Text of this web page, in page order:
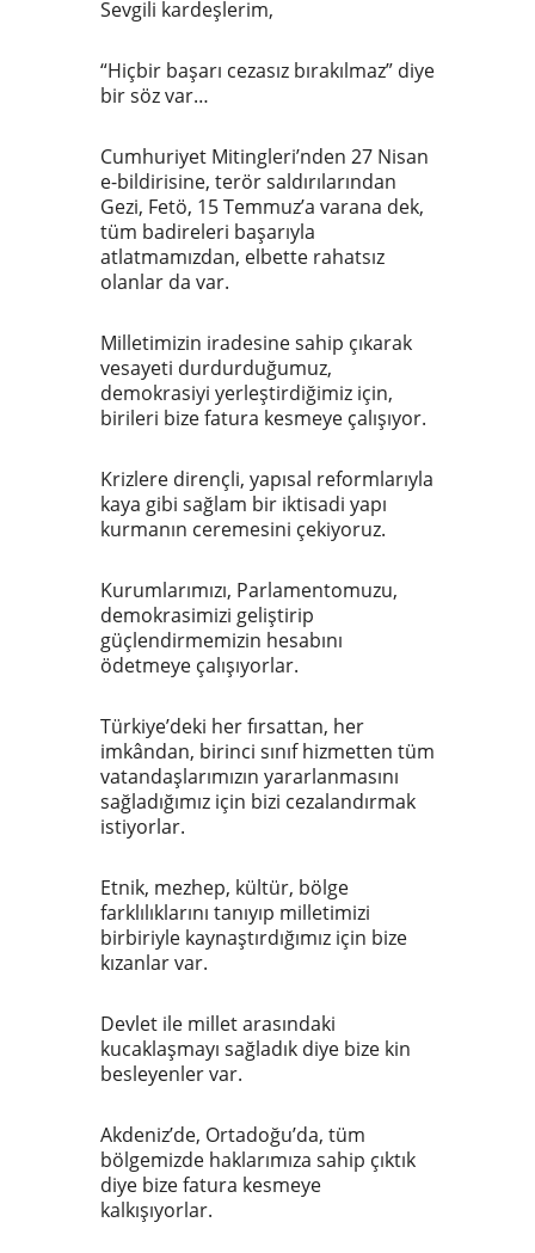
Sevgili kardeşlerim,
“Hiçbir başarı cezasız bırakılmaz” diye
bir söz var…
Cumhuriyet Mitingleri’nden 27 Nisan
e-bildirisine, terör saldırılarından
Gezi, Fetö, 15 Temmuz’a varana dek,
tüm badireleri başarıyla
atlatmamızdan, elbette rahatsız
olanlar da var.
Milletimizin iradesine sahip çıkarak
vesayeti durdurduğumuz,
demokrasiyi yerleştirdiğimiz için,
birileri bize fatura kesmeye çalışıyor.
Krizlere dirençli, yapısal reformlarıyla
kaya gibi sağlam bir iktisadi yapı
kurmanın ceremesini çekiyoruz.
Kurumlarımızı, Parlamentomuzu,
demokrasimizi geliştirip
güçlendirmemizin hesabını
ödetmeye çalışıyorlar.
Türkiye’deki her fırsattan, her
imkândan, birinci sınıf hizmetten tüm
vatandaşlarımızın yararlanmasını
sağladığımız için bizi cezalandırmak
istiyorlar.
Etnik, mezhep, kültür, bölge
farklılıklarını tanıyıp milletimizi
birbiriyle kaynaştırdığımız için bize
kızanlar var.
Devlet ile millet arasındaki
kucaklaşmayı sağladık diye bize kin
besleyenler var.
Akdeniz’de, Ortadoğu’da, tüm
bölgemizde haklarımıza sahip çıktık
diye bize fatura kesmeye
kalkışıyorlar.